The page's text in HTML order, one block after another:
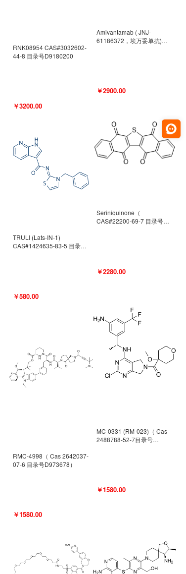
RNK08954 CAS#3032602-
44-8 目录号D9180200
￥3200.00
TRULI (Lats-IN-1)
CAS#1424635-83-5 目录号
￥580.00
RMC-4998（ Cas 2642037-
07-6 目录号D973678）
￥1580.00
Amivantamab ( JNJ-
61186372，埃万妥单抗)
￥2900.00
Seriniquinone（
CAS#22200-69-7 目录号
￥2280.00
MC-0331 (RM-023)（ Cas
2488788-52-7目录号
￥1580.00